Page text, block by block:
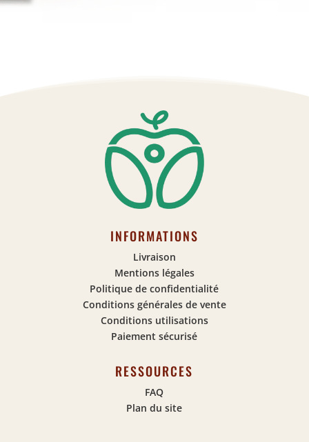
INFORMATIONS
Livraison
Mentions légales
Politique de confidentialité
Conditions générales de vente
Conditions utilisations
Paiement sécurisé
RESSOURCES
FAQ
Plan du site